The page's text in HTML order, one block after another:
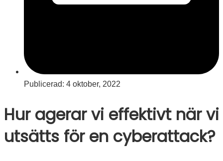
Publicerad: 4 oktober, 2022
Hur agerar vi effektivt när vi
utsätts för en cyberattack?